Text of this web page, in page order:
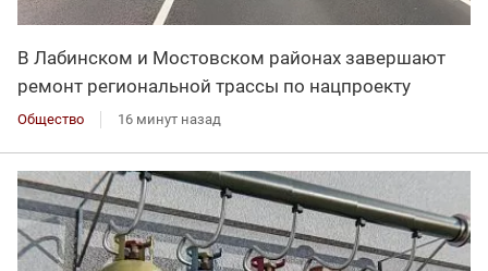
В Лабинском и Мостовском районах завершают
ремонт региональной трассы по нацпроекту
Общество 16 минут назад